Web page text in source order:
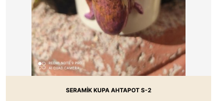
SERAMİK KUPA AHTAPOT S-2